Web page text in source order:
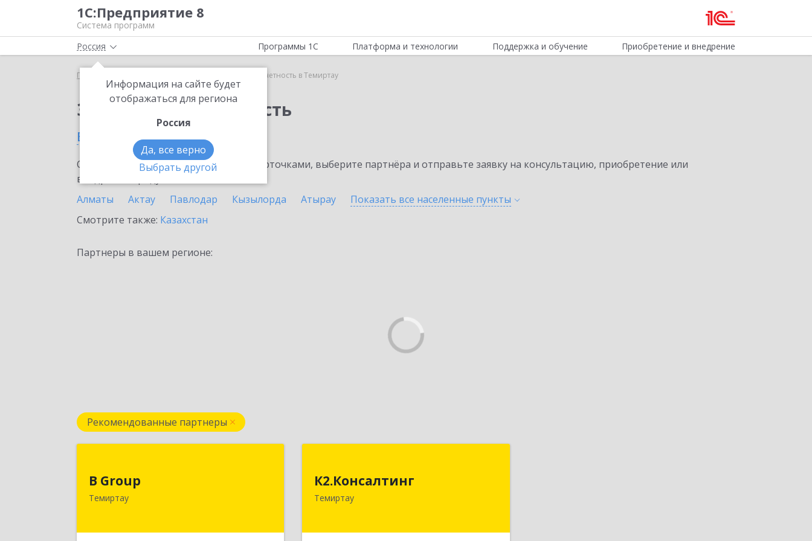
1С:Предприятие 8
Система программ
Россия
Информация на сайте будет
отображаться для региона
Россия
Да, все верно
Выбрать другой
Программы 1С Платформа и технологии Поддержка и обучение Приобретение и внедрение
Главная 1С-Отчетность в Темиртау
Заказать 1С-Отчетность
в Темиртау
Ознакомьтесь с информационными карточками, выберите партнёра и отправьте заявку на консультацию, приобретение или
внедрение продукта.
Алматы
Актау Павлодар Кызылорда Атырау Показать все населенные пункты
Смотрите также: Казахстан
Партнеры в вашем регионе:
Рекомендованные партнеры
B Group
Темиртау
РК, 101404, Карагандинская обл.,
Подробнее
К2.Консалтинг
Темиртау
Подробнее